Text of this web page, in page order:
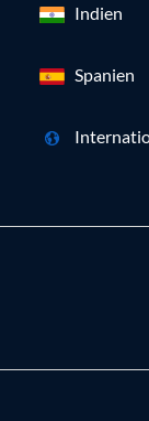
Indien
Spanien